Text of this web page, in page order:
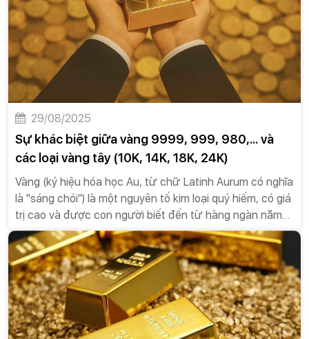
no, thịnh vượng.
29/08/2025
Sự khác biệt giữa vàng 9999, 999, 980,... và
các loại vàng tây (10K, 14K, 18K, 24K)
Vàng (ký hiệu hóa học Au, từ chữ Latinh Aurum có nghĩa
là "sáng chói") là một nguyên tố kim loại quý hiếm, có giá
trị cao và được con người biết đến từ hàng ngàn năm
trước. Vàng nổi tiếng với màu vàng kim đặc trưng, độ
sáng bóng, tính dẻo, và khả năng chống ăn mòn tuyệt
vời. Nhờ những đặc tính này, vàng đã đóng vai trò quan
trọng trong nhiều lĩnh vực, từ tài chính, công nghiệp đến
nghệ thuật và y học.